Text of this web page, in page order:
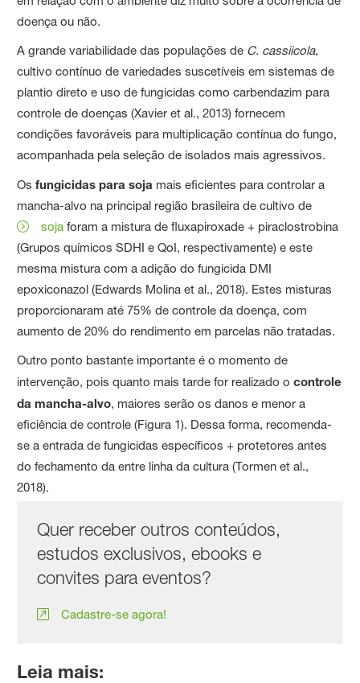
doença ou não.
A grande variabilidade das populações de C. cassiicola,
cultivo contínuo de variedades suscetíveis em sistemas de
plantio direto e uso de fungicidas como carbendazim para
controle de doenças (Xavier et al., 2013) fornecem
condições favoráveis para multiplicação contínua do fungo,
acompanhada pela seleção de isolados mais agressivos.
Osfungicidas para soja mais eficientes para controlar a
mancha-alvo na principal região brasileira de cultivo de
soja foram a mistura de fluxapiroxade + piraclostrobina
(Grupos químicos SDHI e QoI, respectivamente) e este
mesma mistura com a adição do fungicida DMI
epoxiconazol (Edwards Molina et al., 2018). Estes misturas
proporcionaram até 75% de controle da doença, com
aumento de 20% do rendimento em parcelas não tratadas.
Outro ponto bastante importante é o momento de
intervenção, pois quanto mais tarde for realizado ocontrole
da mancha-alvo, maiores serão os danos e menor a
eficiência de controle (Figura 1). Dessa forma, recomenda-
se a entrada de fungicidas específicos + protetores antes
do fechamento da entre linha da cultura (Tormen et al.,
2018).
Quer receber outros conteúdos,
estudos exclusivos, ebooks e
convites para eventos?
Cadastre-se agora!
Leia mais: